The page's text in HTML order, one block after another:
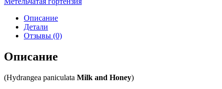
Описание
Детали
Отзывы (0)
Описание
(Hydrangea paniculata Milk and Honey)